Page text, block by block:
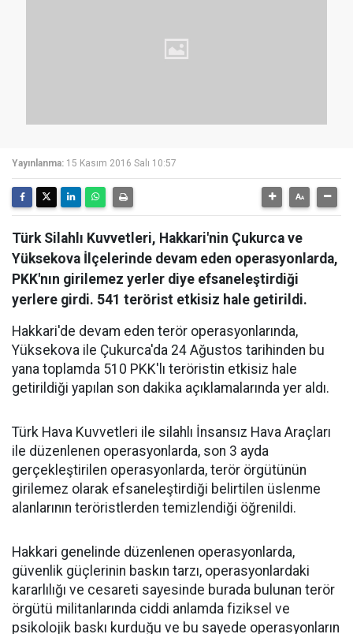
Yayınlanma: 15 Kasım 2016 Salı 10:57
Türk Silahlı Kuvvetleri, Hakkari'nin Çukurca ve
Yüksekova İlçelerinde devam eden operasyonlarda,
PKK'nın girilemez yerler diye efsaneleştirdiği
yerlere girdi. 541 terörist etkisiz hale getirildi.
Hakkari'de devam eden terör operasyonlarında,
Yüksekova ile Çukurca'da 24 Ağustos tarihinden bu
yana toplamda 510 PKK'lı teröristin etkisiz hale
getirildiği yapılan son dakika açıklamalarında yer aldı.
Türk Hava Kuvvetleri ile silahlı İnsansız Hava Araçları
ile düzenlenen operasyonlarda, son 3 ayda
gerçekleştirilen operasyonlarda, terör örgütünün
girilemez olarak efsaneleştirdiği belirtilen üslenme
alanlarının teröristlerden temizlendiği öğrenildi.
Hakkari genelinde düzenlenen operasyonlarda,
güvenlik güçlerinin baskın tarzı, operasyonlardaki
kararlılığı ve cesareti sayesinde burada bulunan terör
örgütü militanlarında ciddi anlamda fiziksel ve
psikolojik baskı kurduğu ve bu sayede operasyonların